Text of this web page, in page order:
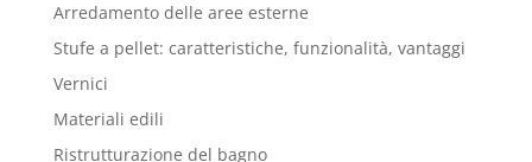
Arredamento delle aree esterne
Stufe a pellet: caratteristiche, funzionalità, vantaggi
Vernici
Materiali edili
Ristrutturazione del bagno